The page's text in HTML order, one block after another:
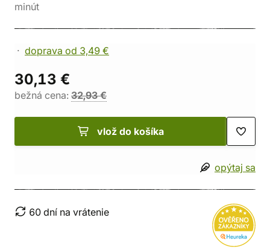
minút
doprava od 3,49 €
30,13 €
bežná cena: 32,93 €
vlož do košíka
opýtaj sa
60 dní na vrátenie